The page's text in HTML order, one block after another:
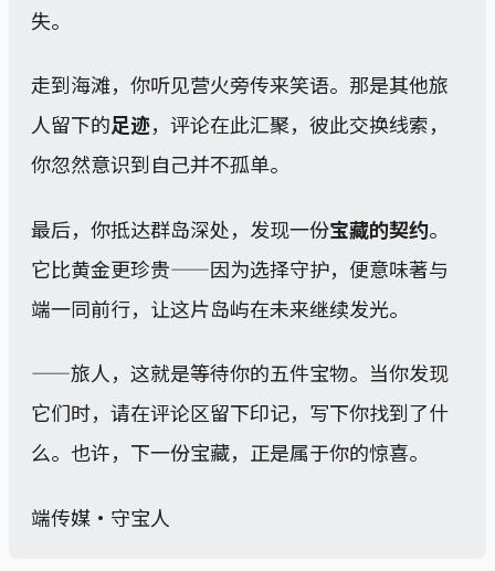
失。
走到海滩，你听见营火旁传来笑语。那是其他旅
人留下的足迹，评论在此汇聚，彼此交换线索，
你忽然意识到自己并不孤单。
最后，你抵达群岛深处，发现一份宝藏的契约。
它比黄金更珍贵——因为选择守护，便意味著与
端一同前行，让这片岛屿在未来继续发光。
——旅人，这就是等待你的五件宝物。当你发现
它们时，请在评论区留下印记，写下你找到了什
么。也许，下一份宝藏，正是属于你的惊喜。
端传媒・守宝人